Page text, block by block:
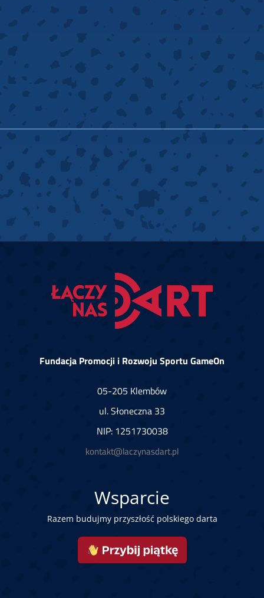
Fundacja Promocji i Rozwoju Sportu GameOn
05-205 Klembów
ul. Słoneczna 33
NIP: 1251730038
kontakt@laczynasdart.pl
Wsparcie
Razem budujmy przyszłość polskiego darta